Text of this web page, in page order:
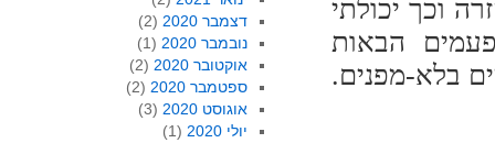
וכך יכולתי
הבאות
בלא-מפנים.
דצמבר 2020
(2)
נובמבר 2020
(1)
אוקטובר 2020
(2)
ספטמבר 2020
(2)
אוגוסט 2020
(3)
יולי 2020
(1)